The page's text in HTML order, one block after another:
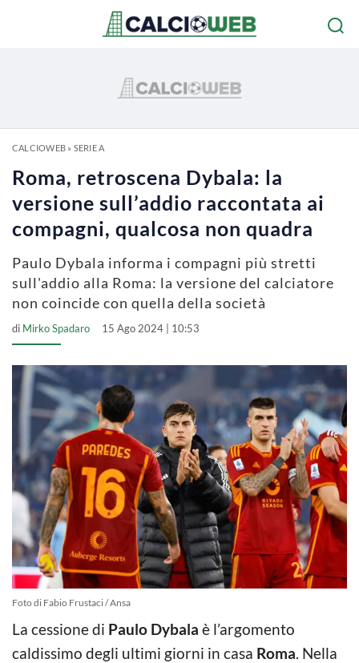
CALCIOWEB» SERIE A
Roma, retroscena Dybala: la
versione sull’addio raccontata ai
compagni, qualcosa non quadra
Paulo Dybala informa i compagni più stretti
sull'addio alla Roma: la versione del calciatore
non coincide con quella della società
di Mirko Spadaro 15 Ago 2024 | 10:53
Foto di Fabio Frustaci / Ansa
La cessione di Paulo Dybala è l’argomento
caldissimo degli ultimi giorni in casa Roma. Nella